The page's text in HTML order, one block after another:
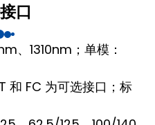
口
、1310nm；单模：
和 FC 为可选接口；标